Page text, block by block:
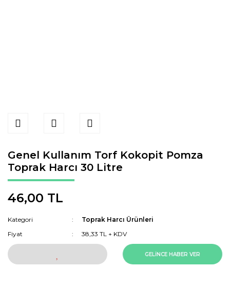
Genel Kullanım Torf Kokopit Pomza
Toprak Harcı 30 Litre
46,00 TL
Kategori
Toprak Harcı Ürünleri
Fiyat
38,33 TL + KDV
GELİNCE HABER VER